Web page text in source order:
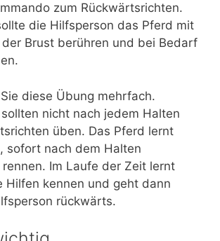
zum Rückwärtsrichten.
die Hilfsperson das Pferd mit
Brust berühren und bei Bedarf
diese Übung mehrfach.
nicht nach jedem Halten
üben. Das Pferd lernt
sofort nach dem Halten
Im Laufe der Zeit lernt
Hilfen kennen und geht dann
rückwärts.